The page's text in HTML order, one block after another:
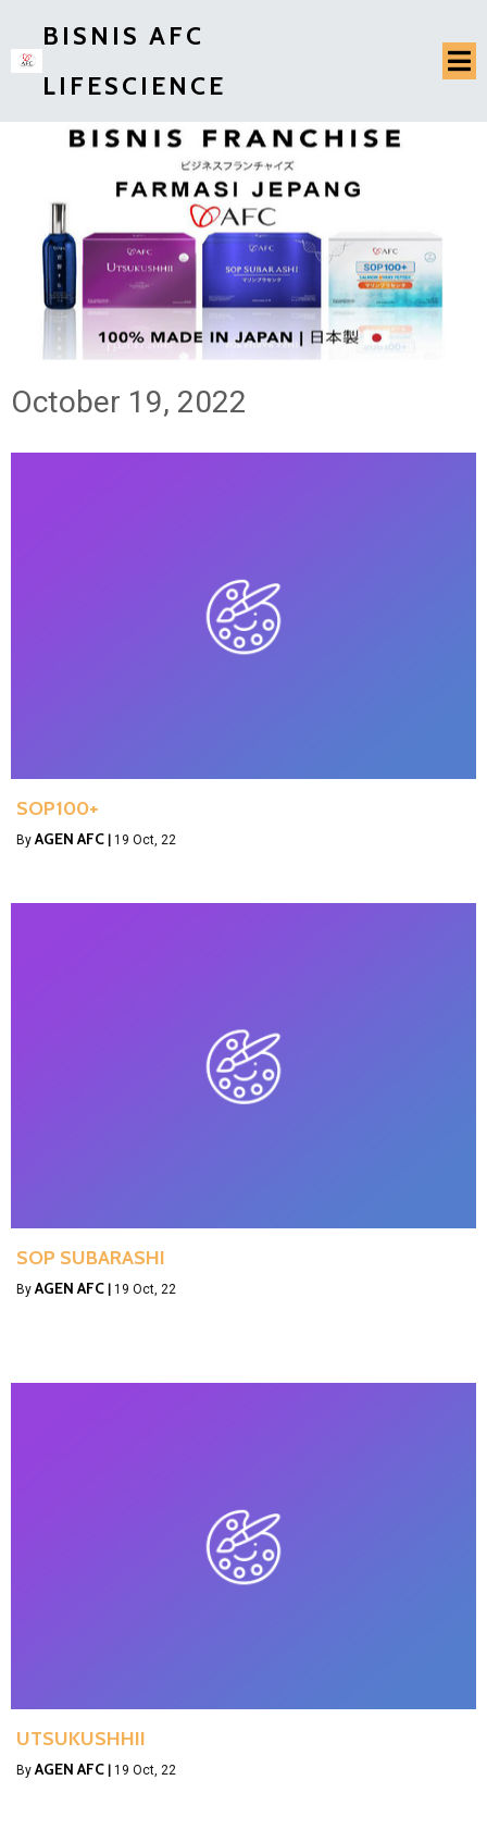
BISNIS AFC
LIFESCIENCE
October 19, 2022
SOP100+
By AGEN AFC | 19 Oct, 22
SOP SUBARASHI
ByAGEN AFC 19 Oct, 22
UTSUKUSHHII
By AGEN AFC | 19 Oct, 22